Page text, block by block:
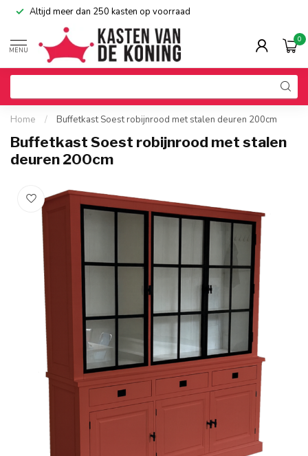
Altijd meer dan 250 kasten op voorraad
MENU
0
Home / Buffetkast Soest robijnrood met stalen deuren 200cm
Buffetkast Soest robijnrood met stalen
deuren 200cm